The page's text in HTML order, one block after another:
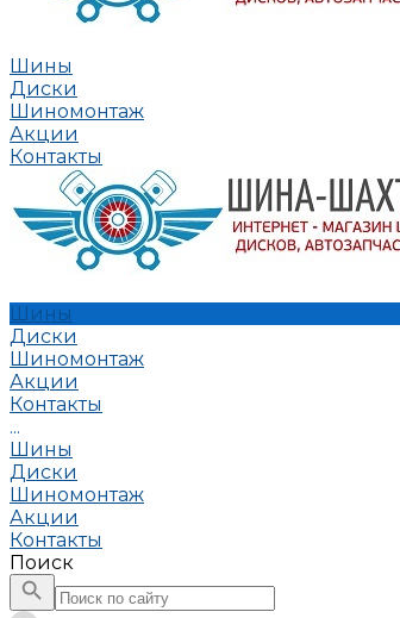
Шины
Диски
Шиномонтаж
Акции
Контакты
Шины
Диски
Шиномонтаж
Акции
Контакты
...
Шины
Диски
Шиномонтаж
Акции
Контакты
Поиск